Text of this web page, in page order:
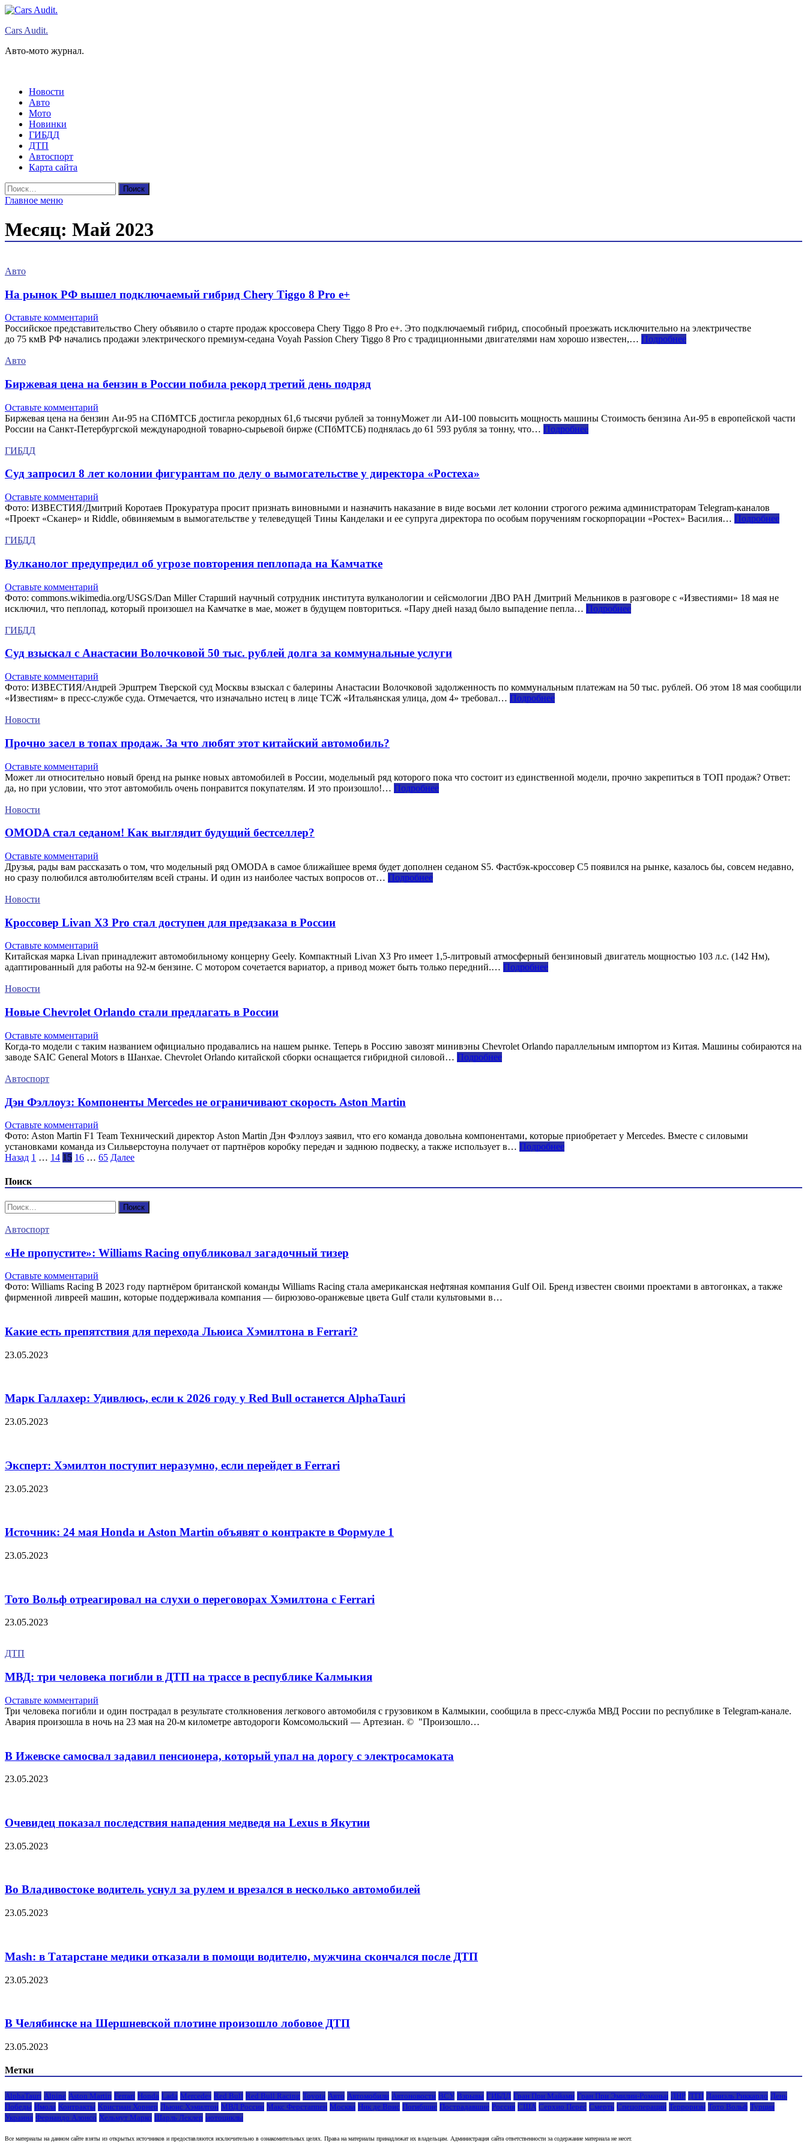
Перейти
содержимому
Cars Audit.
Авто-мото журнал.
Новости
Авто
Мото
Новинки
ГИБДД
ДТП
Автоспорт
Карта сайта
Найти:
Главное меню
Месяц: Май 2023
Авто
На рынок РФ вышел подключаемый гибрид Chery Tiggo 8 Pro e+
Оставьте комментарий
Российское представительство Chery объявило о старте продаж кроссовера Chery Tiggo 8 Pro e+. Это подключаемый гибрид, способный проезжать исключительно на электричестве
до 75 кмВ РФ начались продажи электрического премиум-седана Voyah Passion Chery Tiggo 8 Pro с традиционными двигателями нам хорошо известен,… Подробнее
Авто
Биржевая цена на бензин в России побила рекорд третий день подряд
Оставьте комментарий
Биржевая цена на бензин Аи-95 на СПбМТСБ достигла рекордных 61,6 тысячи рублей за тоннуМожет ли АИ-100 повысить мощность машины Стоимость бензина Аи-95 в европейской части
России на Санкт-Петербургской международной товарно-сырьевой бирже (СПбМТСБ) поднялась до 61 593 рубля за тонну, что… Подробнее
ГИБДД
Суд запросил 8 лет колонии фигурантам по делу о вымогательстве у директора «Ростеха»
Оставьте комментарий
Фото: ИЗВЕСТИЯ/Дмитрий Коротаев Прокуратура просит признать виновными и назначить наказание в виде восьми лет колонии строгого режима администраторам Telegram-каналов
«Проект «Сканер» и Riddle, обвиняемым в вымогательстве у телеведущей Тины Канделаки и ее супруга директора по особым поручениям госкорпорации «Ростех» Василия… Подробнее
ГИБДД
Вулканолог предупредил об угрозе повторения пеплопада на Камчатке
Оставьте комментарий
Фото: commons.wikimedia.org/USGS/Dan Miller Старший научный сотрудник института вулканологии и сейсмологии ДВО РАН Дмитрий Мельников в разговоре с «Известиями» 18 мая не
исключил, что пеплопад, который произошел на Камчатке в мае, может в будущем повториться. «Пару дней назад было выпадение пепла… Подробнее
ГИБДД
Суд взыскал с Анастасии Волочковой 50 тыс. рублей долга за коммунальные услуги
Оставьте комментарий
Фото: ИЗВЕСТИЯ/Андрей Эрштрем Тверской суд Москвы взыскал с балерины Анастасии Волочковой задолженность по коммунальным платежам на 50 тыс. рублей. Об этом 18 мая сообщили
«Известиям» в пресс-службе суда. Отмечается, что изначально истец в лице ТСЖ «Итальянская улица, дом 4» требовал… Подробнее
Новости
Прочно засел в топах продаж. За что любят этот китайский автомобиль?
Оставьте комментарий
Может ли относительно новый бренд на рынке новых автомобилей в России, модельный ряд которого пока что состоит из единственной модели, прочно закрепиться в ТОП продаж? Ответ:
да, но при условии, что этот автомобиль очень понравится покупателям. И это произошло!… Подробнее
Новости
OMODA стал седаном! Как выглядит будущий бестселлер?
Оставьте комментарий
Друзья, рады вам рассказать о том, что модельный ряд OMODA в самое ближайшее время будет дополнен седаном S5. Фастбэк-кроссовер C5 появился на рынке, казалось бы, совсем недавно,
но сразу полюбился автолюбителям всей страны. И один из наиболее частых вопросов от… Подробнее
Новости
Кроссовер Livan X3 Pro стал доступен для предзаказа в России
Оставьте комментарий
Китайская марка Livan принадлежит автомобильному концерну Geely. Компактный Livan X3 Pro имеет 1,5-литровый атмосферный бензиновый двигатель мощностью 103 л.с. (142 Нм),
адаптированный для работы на 92-м бензине. С мотором сочетается вариатор, а привод может быть только передний.… Подробнее
Новости
Новые Chevrolet Orlando стали предлагать в России
Оставьте комментарий
Когда-то модели с таким названием официально продавались на нашем рынке. Теперь в Россию завозят минивэны Chevrolet Orlando параллельным импортом из Китая. Машины собираются на
заводе SAIC General Motors в Шанхае. Chevrolet Orlando китайской сборки оснащается гибридной силовой… Подробнее
Автоспорт
Дэн Фэллоуз: Компоненты Mercedes не ограничивают скорость Aston Martin
Оставьте комментарий
Фото: Aston Martin F1 Team Технический директор Aston Martin Дэн Фэллоуз заявил, что его команда довольна компонентами, которые приобретает у Mercedes. Вместе с силовыми
установками команда из Сильверстоуна получает от партнёров коробку передач и заднюю подвеску, а также использует в… Подробнее
Пагинация
записей
Назад 1 … 14 15 16 … 65 Далее
Поиск
Найти:
Автоспорт
«Не пропустите»: Williams Racing опубликовал загадочный тизер
Оставьте комментарий
Фото: Williams Racing В 2023 году партнёром британской команды Williams Racing стала американская нефтяная компания Gulf Oil. Бренд известен своими проектами в автогонках, а также
фирменной ливреей машин, которые поддерживала компания — бирюзово-оранжевые цвета Gulf стали культовыми в…
Какие есть препятствия для перехода Льюиса Хэмилтона в Ferrari?
23.05.2023
Марк Галлахер: Удивлюсь, если к 2026 году у Red Bull останется AlphaTauri
23.05.2023
Эксперт: Хэмилтон поступит неразумно, если перейдет в Ferrari
23.05.2023
Источник: 24 мая Honda и Aston Martin объявят о контракте в Формуле 1
23.05.2023
Тото Вольф отреагировал на слухи о переговорах Хэмилтона с Ferrari
23.05.2023
ДТП
МВД: три человека погибли в ДТП на трассе в республике Калмыкия
Оставьте комментарий
Три человека погибли и один пострадал в результате столкновения легкового автомобиля с грузовиком в Калмыкии, сообщила в пресс-служба МВД России по республике в Telegram-канале.
Авария произошла в ночь на 23 мая на 20-м километре автодороги Комсомольский — Артезиан. © "Произошло…
В Ижевске самосвал задавил пенсионера, который упал на дорогу с электросамоката
23.05.2023
Очевидец показал последствия нападения медведя на Lexus в Якутии
23.05.2023
Во Владивостоке водитель уснул за рулем и врезался в несколько автомобилей
23.05.2023
Mash: в Татарстане медики отказали в помощи водителю, мужчина скончался после ДТП
23.05.2023
В Челябинске на Шершневской плотине произошло лобовое ДТП
23.05.2023
Метки
AlphaTauri Alpine Aston Martin Ferrari Honda Lada Mercedes Red Bull Red Bull Racing Toyota Авто Автомобили Автоновости ВСУ Взрывы ГИБДД Гран При Майами Гран При Эмилии-Романьи ДНР ДТП Даниэль Риккардо День
Победы Имола Контракты Кристиан Хорнер Льюис Хэмилтон МВД России Макс Ферстаппен Москва Ник де Врис Погибшие Пострадавшие Россия США Серхио Перес Смерть Спецоперации Терроризм Тото Вольф Турция
Украина Фернандо Алонсо Хельмут Марко Шарль Леклер мотоциклы
Все материалы на данном сайте взяты из открытых источников и предоставляются исключительно в ознакомительных целях. Права на материалы принадлежат их владельцам. Администрация сайта ответственности за содержание материала не несет.